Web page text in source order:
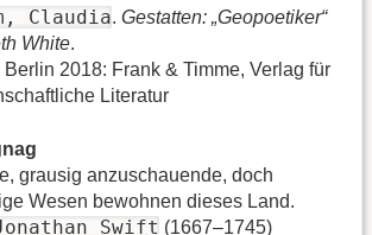
Claudia. Gestatten: „Geopoetiker“
White.
Berlin 2018: Frank & Timme, Verlag für
Literatur
grausig anzuschauende, doch
Wesen bewohnen dieses Land.
Swift (1667–1745)